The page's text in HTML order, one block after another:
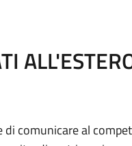
comunicare al